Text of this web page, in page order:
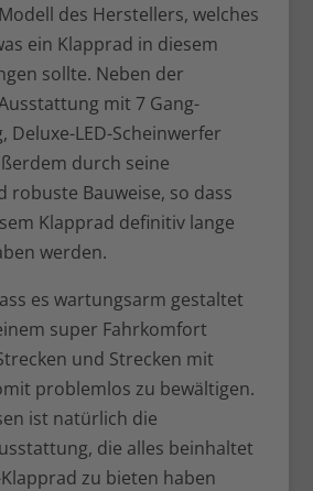
des Herstellers, welches
ein Klapprad in diesem
sollte. Neben der
mit 7 Gang-
Deluxe-LED-Scheinwerfer
durch seine
robuste Bauweise, so dass
Klapprad definitiv lange
werden.
es wartungsarm gestaltet
super Fahrkomfort
und Strecken mit
problemlos zu bewältigen.
ist natürlich die
die alles beinhaltet
zu bieten haben